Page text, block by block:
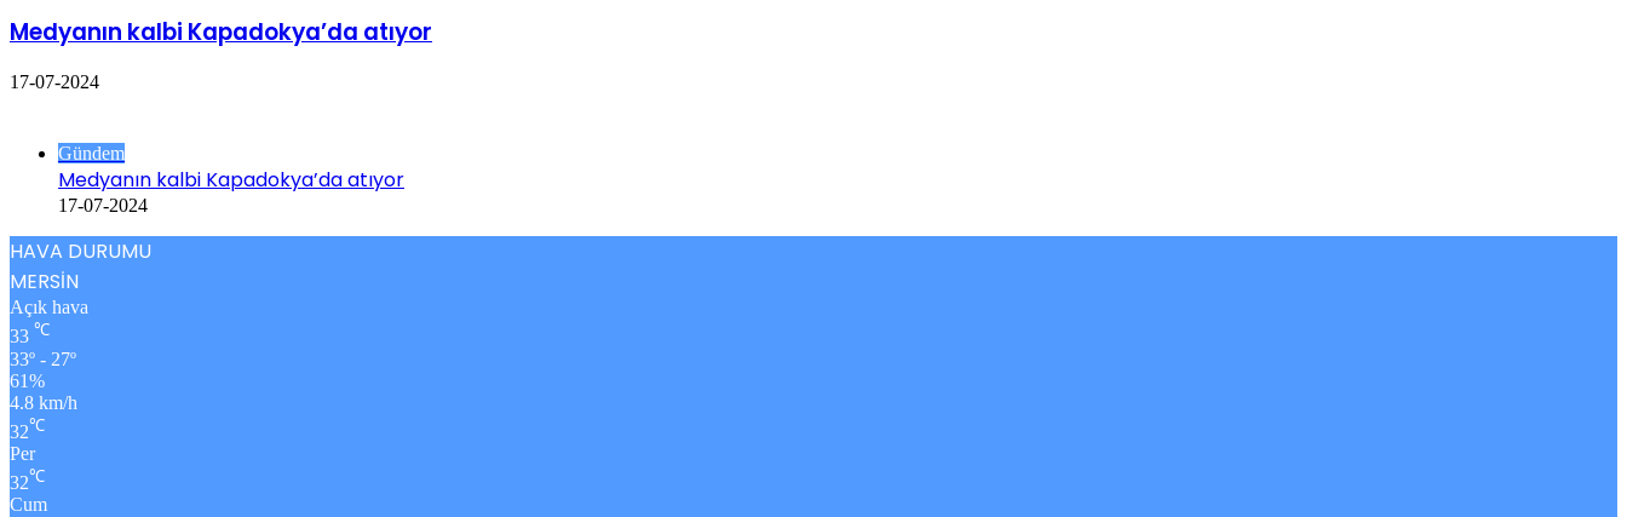
Medyanın kalbi Kapadokya’da atıyor
17-07-2024
Gündem
Medyanın kalbi Kapadokya’da atıyor
17-07-2024
HAVA DURUMU
MERSİN
Açık hava
33 ℃
33º - 27º
61%
4.8 km/h
32℃
Per
32℃
Cum